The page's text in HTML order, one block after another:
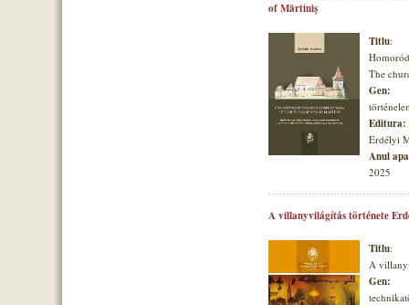
of Mărtiniş
Titlu:
The
Gen:
Editura:
Erdélyi
Anul
2025
A villanyvilágítás története
Titlu:
A
Gen: